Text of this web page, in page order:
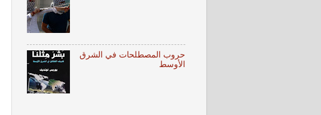
حروب المصطلحات في الشرق
الأوسط